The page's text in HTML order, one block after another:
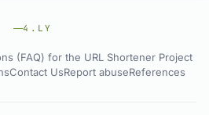
4.LY
(FAQ) for the URL Shortener Project
Contact UsReport abuseReferences